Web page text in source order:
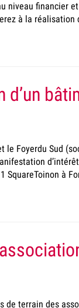
niveau financier
à la réalisation
d’un
le Foyerdu Sud
SquareToinon à
de terrain des